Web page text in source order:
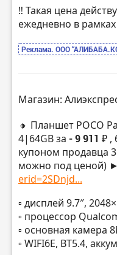
‼️ Такая цена
ежедневно в
Реклама. ООО
Магазин:
🔸 Планшет POCO
4|64GB за - 9 911 ₽ ,
купоном продавца 3
можно под ценой) ►
erid=2SDnjd...
▫️ дисплей 9.7″,
▫️ процессор
▫️ основная камера
▫️ WIFI6E, BT5.4,